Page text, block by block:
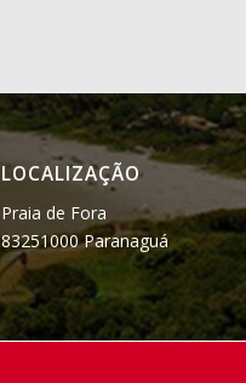
LOCALIZAÇÃO
Praia de Fora
83251000 Paranaguá